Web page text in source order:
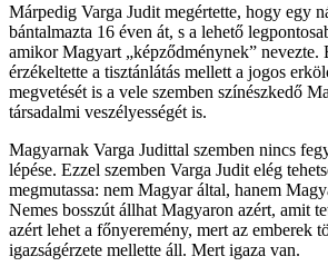
Márpedig Varga Judit megértette, hogy egy
bántalmazta 16 éven át, s a lehető
amikor Magyart „képződménynek” nevezte.
érzékeltette a tisztánlátás mellett a jogos
megvetését is a vele szemben színészkedő
társadalmi veszélyességét is.
Magyarnak Varga Judittal szemben nincs
lépése. Ezzel szemben Varga Judit elég
megmutassa: nem Magyar által, hanem
Nemes bosszút állhat Magyaron azért, amit
azért lehet a főnyeremény, mert az emberek
igazságérzete mellette áll. Mert igaza van.